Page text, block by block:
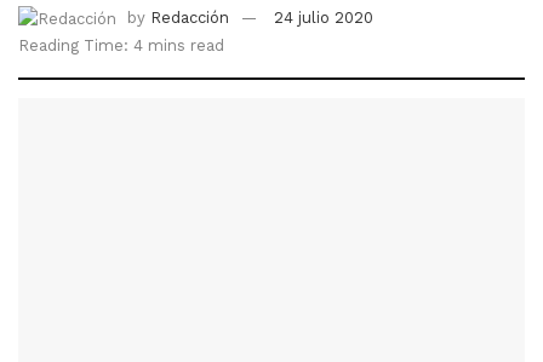
by Redacción
24 julio 2020
Reading Time: 4 mins read